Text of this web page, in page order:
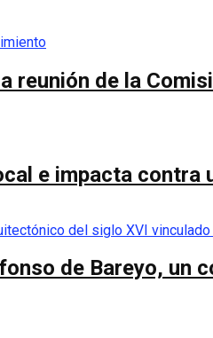
reunión de la
e impacta contra
de Bareyo, un